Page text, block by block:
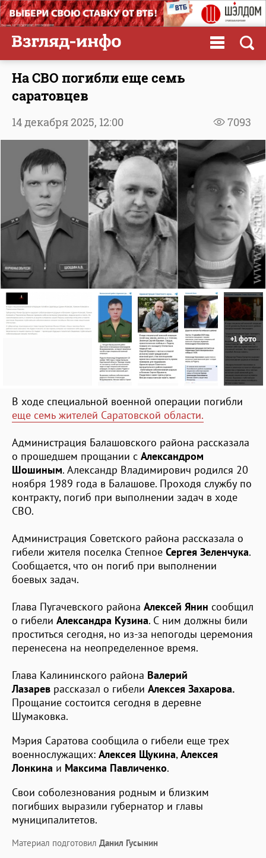
На СВО погибли еще семь
саратовцев
7093
14 декабря 2025, 12:00
+1 фото
В ходе специальной военной операции погибли
еще семь жителей Саратовской области.
Администрация Балашовского района рассказала
о прошедшем прощании с Александром
Шошиным. Александр Владимирович родился 20
ноября 1989 года в Балашове. Проходя службу по
контракту, погиб при выполнении задач в ходе
СВО.
Администрация Советского района рассказала о
гибели жителя поселка Степное Сергея Зеленчука.
Сообщается, что он погиб при выполнении
боевых задач.
Глава Пугачевского района Алексей Янин сообщил
о гибели Александра Кузина. С ним должны били
проститься сегодня, но из-за непогоды церемония
перенесена на неопределенное время.
Глава Калининского района Валерий
Лазарев рассказал о гибели Алексея Захарова.
Прощание состоится сегодня в деревне
Шумаковка.
Мэрия Саратова сообщила о гибели еще трех
военнослужащих: Алексея Щукина, Алексея
Лонкина и Максима Павличенко.
Свои соболезнования родным и близким
погибших выразили губернатор и главы
муниципалитетов.
Материал подготовил Данил Гусынин